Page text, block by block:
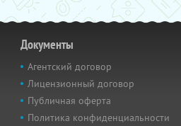
Документы
Агентский договор
Лицензионный договор
Публичная оферта
Политика конфиденциальности